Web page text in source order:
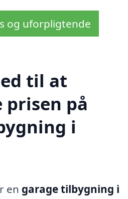
og uforpligtende
til at
prisen på
i
en garage tilbygning i